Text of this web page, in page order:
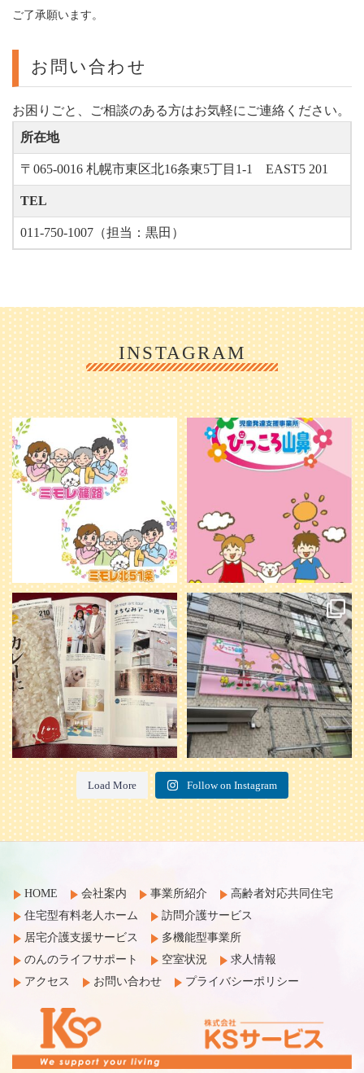
ご了承願います。
お問い合わせ
お困りごと、ご相談のある方はお気軽にご連絡ください。
所在地
〒065-0016 札幌市東区北16条東5丁目1-1 EAST5 201
TEL
011-750-1007（担当：黒田）
INSTAGRAM
利用者様やご家族の皆さまに、親し
みや温かさが伝わるようなデザイン
を目指し、ミモレのイラストを新し
く作...
20 0
＼ 2026年6月1日 OPEN ／
...
25 0
本日発売のオトンvol.210号に掲載さ
れました！...
28 1
『ぴっころ山鼻』オープンに向けて
準備が着々と進んでいます。
皆さんお楽しみに〜
...
26 0
Load More Follow on Instagram
HOME 会社案内 事業所紹介
高齢者対応共同住宅
住宅型有料老人ホーム
訪問介護サービス
居宅介護支援サービス
多機能型事業所
のんのライフサポート
空室状況
求人情報
アクセス
お問い合わせ プライバシーポリシー